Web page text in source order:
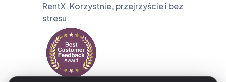
RentX. Korzystnie, przejrzyście i bez
stresu.